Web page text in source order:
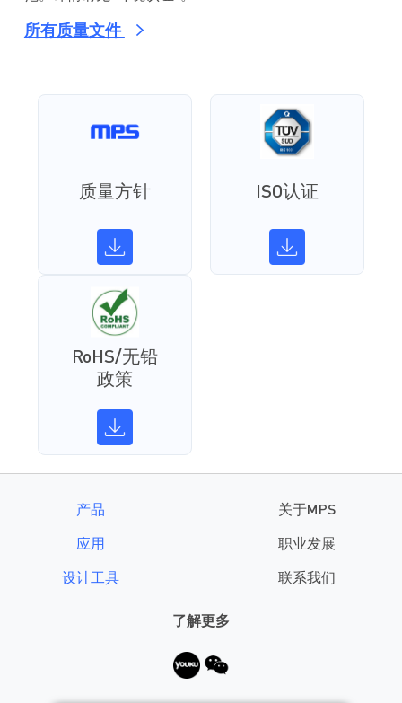
所有质量文件
质量方针 ISO认证
RoHS/无铅
政策
产品
应用
设计工具
关于MPS
职业发展
联系我们
了解更多